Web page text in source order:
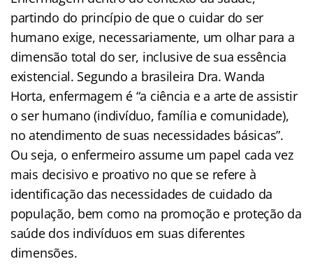
partindo do princípio de que o cuidar do ser
humano exige, necessariamente, um olhar para a
dimensão total do ser, inclusive de sua essência
existencial. Segundo a brasileira Dra. Wanda
Horta, enfermagem é “a ciência e a arte de assistir
o ser humano (indivíduo, família e comunidade),
no atendimento de suas necessidades básicas”.
Ou seja, o enfermeiro assume um papel cada vez
mais decisivo e proativo no que se refere à
identificação das necessidades de cuidado da
população, bem como na promoção e proteção da
saúde dos indivíduos em suas diferentes
dimensões.